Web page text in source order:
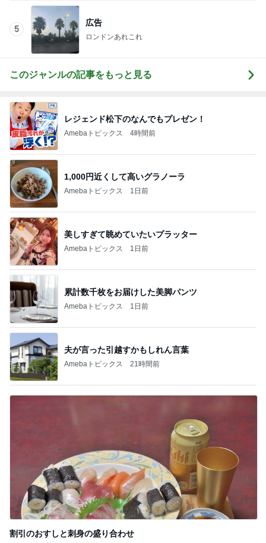
5
広告
ロンドンあれこれ
このジャンルの記事をもっと見る
レジェンド松下のなんでもプレゼン！
Amebaトピックス 4時間前
1,000円近くして高いグラノーラ
Amebaトピックス 1日前
美しすぎて眺めていたいプラッター
Amebaトピックス 1日前
累計数千枚をお届けした美脚パンツ
Amebaトピックス 1日前
夫が言った引越すかもしれん言葉
Amebaトピックス 21時間前
割引のおすしと刺身の盛り合わせ